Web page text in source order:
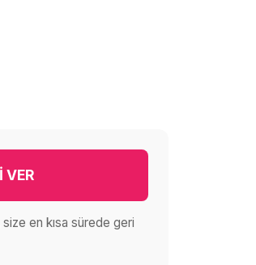
VER
en kısa sürede geri